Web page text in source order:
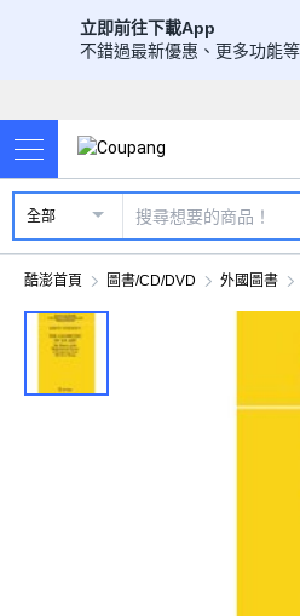
立即前往下載App
不錯過最新優惠、更多功能等
全部
酷澎首頁 圖書/CD/DVD 外國圖書